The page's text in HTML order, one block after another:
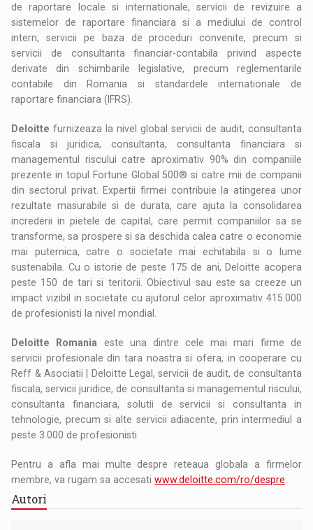
de raportare locale si internationale, servicii de revizuire a
sistemelor de raportare financiara si a mediului de control
intern, servicii pe baza de proceduri convenite, precum si
servicii de consultanta financiar-contabila privind aspecte
derivate din schimbarile legislative, precum reglementarile
contabile din Romania si standardele internationale de
raportare financiara (IFRS).
Deloitte furnizeaza la nivel global servicii de audit, consultanta
fiscala si juridica, consultanta, consultanta financiara si
managementul riscului catre aproximativ 90% din companiile
prezente in topul Fortune Global 500® si catre mii de companii
din sectorul privat. Expertii firmei contribuie la atingerea unor
rezultate masurabile si de durata, care ajuta la consolidarea
increderii in pietele de capital, care permit companiilor sa se
transforme, sa prospere si sa deschida calea catre o economie
mai puternica, catre o societate mai echitabila si o lume
sustenabila. Cu o istorie de peste 175 de ani, Deloitte acopera
peste 150 de tari si teritorii. Obiectivul sau este sa creeze un
impact vizibil in societate cu ajutorul celor aproximativ 415.000
de profesionisti la nivel mondial.
Deloitte Romania este una dintre cele mai mari firme de
servicii profesionale din tara noastra si ofera, in cooperare cu
Reff & Asociatii | Deloitte Legal, servicii de audit, de consultanta
fiscala, servicii juridice, de consultanta si managementul riscului,
consultanta financiara, solutii de servicii si consultanta in
tehnologie, precum si alte servicii adiacente, prin intermediul a
peste 3.000 de profesionisti.
Pentru a afla mai multe despre reteaua globala a firmelor
membre, va rugam sa accesatiwww.deloitte.com/ro/despre
Autori